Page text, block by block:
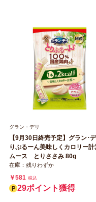
グラン・デリ
【9月30日終売予定】グラン･
りぷるーん美味しくカロリー
ムース とりささみ 80g
在庫：残りわずか
￥581 税込
29ポイント獲得